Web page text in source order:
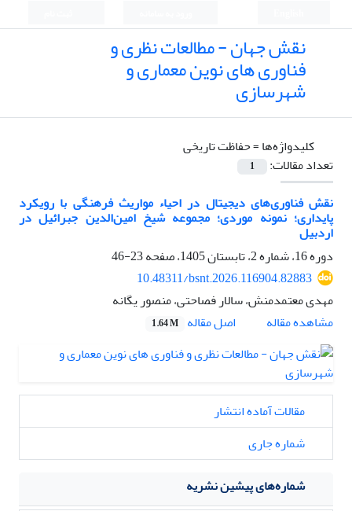
نقش جهان - مطالعات نظری و
فناوری های نوین معماری و
شهرسازی
کلیدواژه‌ها =حفاظت تاریخی
تعداد مقالات:
1
نقش فناوری‌های دیجیتال در احیاء مواریث فرهنگی با رویکرد
پایداری؛ نمونه موردی؛ مجموعه شیخ امین‌الدین جبرائیل در
اردبیل
دوره 16، شماره 2، تابستان 1405، صفحه
23-46
10.48311/bsnt.2026.116904.82883
مهدی معتمدمنش، سالار فصاحتی، منصور یگانه
مشاهده مقاله
اصل مقاله 1.64 M
مقالات آماده انتشار
شماره جاری
شماره‌های پیشین نشریه